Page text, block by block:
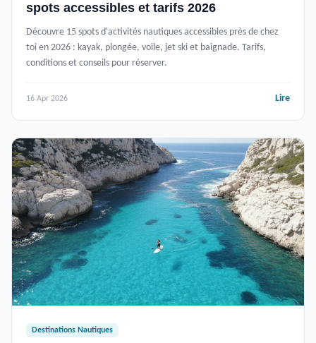
spots accessibles et tarifs 2026
Découvre 15 spots d'activités nautiques accessibles près de chez
toi en 2026 : kayak, plongée, voile, jet ski et baignade. Tarifs,
conditions et conseils pour réserver.
16 Apr 2026 Lire
Destinations Nautiques